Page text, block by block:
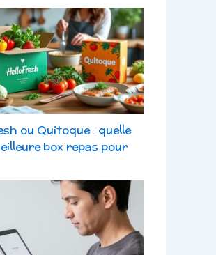
ou Quitoque : quelle
box repas pour